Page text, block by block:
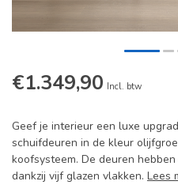
€1.349,90 Incl. btw
Geef je interieur een luxe
schuifdeuren in de kleur
koofsysteem. De deuren
dankzij vijf glazen vlakken. Lees